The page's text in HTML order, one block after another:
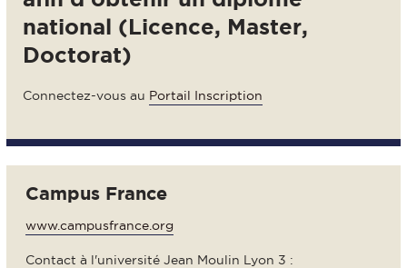
national (Licence, Master,
Doctorat)
Connectez-vous au Portail Inscription
Campus France
www.campusfrance.org
Contact à l'université Jean Moulin Lyon 3 :